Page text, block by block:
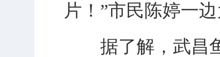
片！”市民陈婷一
据了解，武昌鱼